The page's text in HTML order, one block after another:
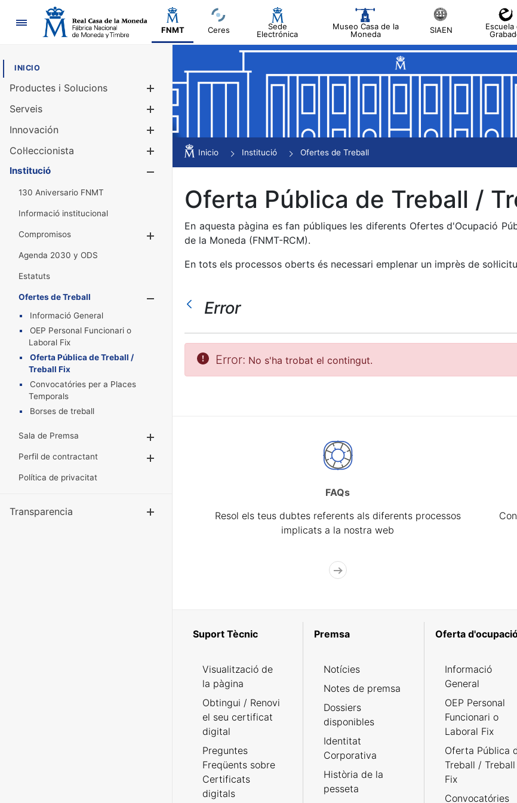
Navegació
FNMT Ceres
Sede
Electrónica
Museo Casa de la
Moneda
SIAEN
Escuela
INICIO
Productes i Solucions
Mostra/Amaga
Serveis
Innovación
Col·leccionista
Mostra/Amaga
Institució
130 Aniversario FNMT
Informació institucional
Compromisos
Mostra/Amaga
Agenda 2030 y ODS
Estatuts
Ofertes de Treball
Informació General
OEP Personal Funcionari o
Laboral Fix
Oferta Pública de Treball /
Treball Fix
Convocatóries per a Places
Temporals
Borses de treball
Sala de Premsa
Perfil de contractant
Política de privacitat
Transparencia Mostra/Amaga
Inicio Institució Ofertes de Treball
Oferta Pública de Treball /
En aquesta pàgina es fan públiques les diferents Ofertes d'Ocupació
de la Moneda (FNMT-RCM).
En tots els processos oberts és necessari emplenar un imprès de
Error
Error: No s'ha trobat el contingut.
FAQs
Resol els teus dubtes referents als diferents processos
implicats a la nostra web
Suport Tècnic
Visualització de
la pàgina
Obtingui / Renovi
el seu certificat
digital
Preguntes
Freqüents sobre
Certificats
digitals
Premsa
Notícies
Notes de premsa
Dossiers
disponibles
Identitat
Corporativa
Història de la
pesseta
Oferta
Informació
General
OEP Personal
Funcionari o
Laboral Fix
Oferta Pública
Treball / Treball
Fix
Convocatóries